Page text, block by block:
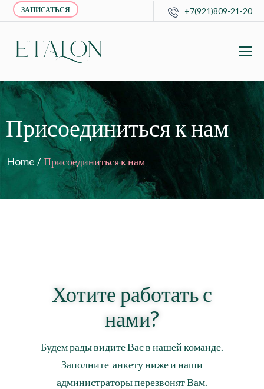
ЗАПИСАТЬСЯ +7(921)809-21-20
Присоединиться к нам
Home /Присоединиться к нам
Хотите работать с
нами?
Будем рады видите Вас в нашей команде.
Заполните анкету ниже и наши
администраторы перезвонят Вам.